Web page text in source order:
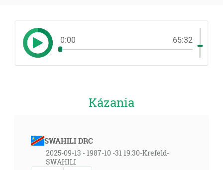
0:00 65:32
Kázania
SWAHILI DRC
2025-09-13 - 1987-10 -31 19:30-Krefeld-
SWAHILI